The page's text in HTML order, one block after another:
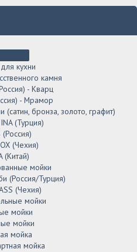
кухни
камня
- Кварц
- Мрамор
бронза, золото, графит)
(Турция)
(Россия)
(Чехия)
(Китай)
мойки
(Россия/Турция)
(Чехия)
мойки
мойки
мойки
мойка
мойка